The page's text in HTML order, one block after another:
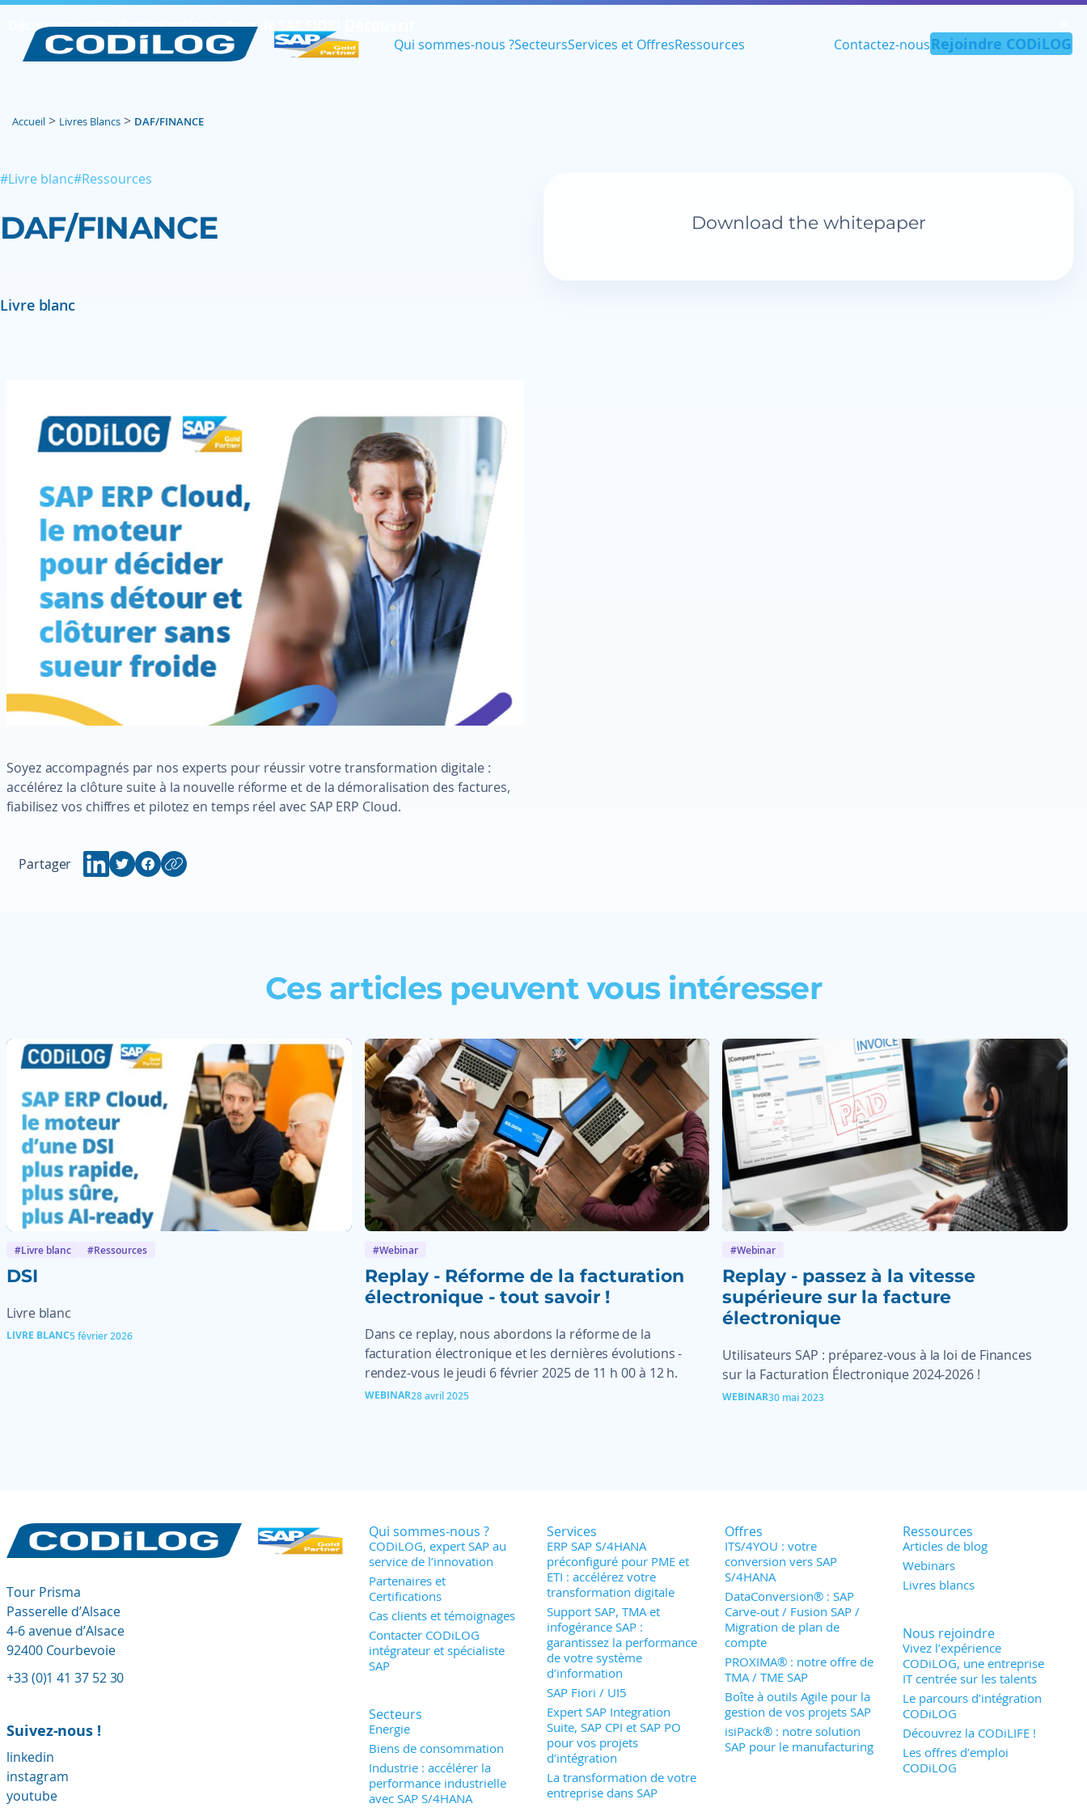
Découvrez notre dernier replay autour de SAP FIORI
Qui sommes-nous ?SecteursServices et OffresRessources Contactez-nousRejoindre CODiLOG
Accueil > Livres Blancs > DAF/FINANCE
#Livre blanc#Ressources
DAF/FINANCE
Livre blanc
Soyez accompagnés par nos experts pour réussir votre transformation digitale :
accélérez la clôture suite à la nouvelle réforme et de la démoralisation des factures,
fiabilisez vos chiffres et pilotez en temps réel avec SAP ERP Cloud.
Partager
Download the whitepaper
Ces articles peuvent vous intéresser
#Livre blanc #Ressources
DSI
Livre blanc
LIVRE BLANC5 février 2026
#Webinar
Replay - Réforme de la facturation
électronique - tout savoir !
Dans ce replay, nous abordons la réforme de la
facturation électronique et les dernières évolutions -
rendez-vous le jeudi 6 février 2025 de 11 h 00 à 12 h.
WEBINAR28 avril 2025
#Webinar
Replay - passez à la vitesse
supérieure sur la facture
électronique
Utilisateurs SAP : préparez-vous à la loi de Finances
sur la Facturation Électronique 2024-2026 !
WEBINAR30 mai 2023
Tour Prisma
Passerelle d’Alsace
4-6 avenue d’Alsace
92400 Courbevoie
+33 (0)1 41 37 52 30
Suivez-nous !
linkedin
instagram
youtube
Qui sommes-nous ?
CODiLOG, expert SAP au
service de l’innovation
Partenaires et
Certifications
Cas clients et témoignages
Contacter CODiLOG
intégrateur et spécialiste
SAP
Secteurs
Energie
Biens de consommation
Industrie : accélérer la
performance industrielle
avec SAP S/4HANA
Services
ERP SAP S/4HANA
préconfiguré pour PME et
ETI : accélérez votre
transformation digitale
Support SAP, TMA et
infogérance SAP :
garantissez la performance
de votre système
d’information
SAP Fiori / UI5
Expert SAP Integration
Suite, SAP CPI et SAP PO
pour vos projets
d’intégration
La transformation de votre
entreprise dans SAP
Offres
ITS/4YOU : votre
conversion vers SAP
S/4HANA
DataConversion® : SAP
Carve-out / Fusion SAP /
Migration de plan de
compte
PROXIMA® : notre offre de
TMA / TME SAP
Boîte à outils Agile pour la
gestion de vos projets SAP
isiPack® : notre solution
SAP pour le manufacturing
Ressources
Articles de blog
Webinars
Livres blancs
Nous rejoindre
Vivez l’expérience
CODiLOG, une entreprise
IT centrée sur les talents
Le parcours d’intégration
CODiLOG
Découvrez la CODiLIFE !
Les offres d’emploi
CODiLOG